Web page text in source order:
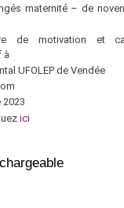
maternité – de
de motivation et
à
UFOLEP de Vendée
2023
ici